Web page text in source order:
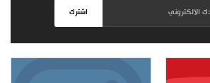
اشترك